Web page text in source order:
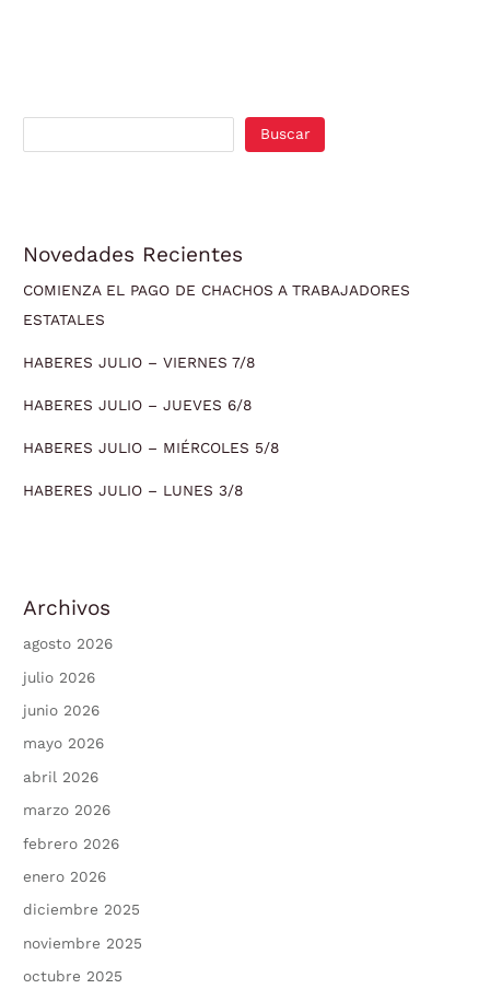
Buscar
Novedades Recientes
COMIENZA EL PAGO DE CHACHOS A TRABAJADORES
ESTATALES
HABERES JULIO – VIERNES 7/8
HABERES JULIO – JUEVES 6/8
HABERES JULIO – MIÉRCOLES 5/8
HABERES JULIO – LUNES 3/8
Archivos
agosto 2026
julio 2026
junio 2026
mayo 2026
abril 2026
marzo 2026
febrero 2026
enero 2026
diciembre 2025
noviembre 2025
octubre 2025